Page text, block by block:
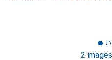
2 images